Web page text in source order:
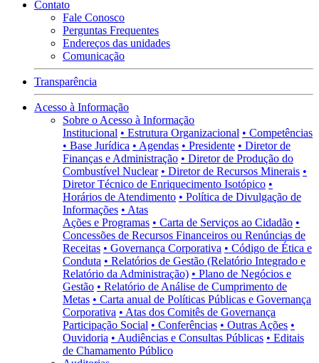
Contato
Fale Conosco
Perguntas Frequentes
Endereços das unidades
Comunicação
Transparência
Acesso à Informação
Sobre o Acesso à Informação
Institucional • Estrutura Organizacional • Competências
• Base Jurídica • Agendas • Presidente • Diretor de
Finanças e Administração • Diretor de Produção do
Combustível Nuclear • Diretor de Recursos Minerais •
Diretor Técnico de Enriquecimento Isotópico •
Horários de Atendimento • Política de Divulgação de
Informações • Atas
Ações e Programas • Carta de Serviços ao Cidadão •
Concessões de Recursos Financeiros ou Renúncias de
Receitas • Governança Corporativa • Código de Ética e
Conduta • Relatórios de Gestão (Relatório Integrado e
Relatório da Administração) • Plano de Negócios e
Gestão • Relatório de Análise de Cumprimento de
Metas • Carta anual de Políticas Públicas e Governança
Corporativa • Atas dos Comitês de Governança
Participação Social • Conferências • Outras Ações •
Ouvidoria • Audiências e Consultas Públicas • Editais
de Chamamento Público